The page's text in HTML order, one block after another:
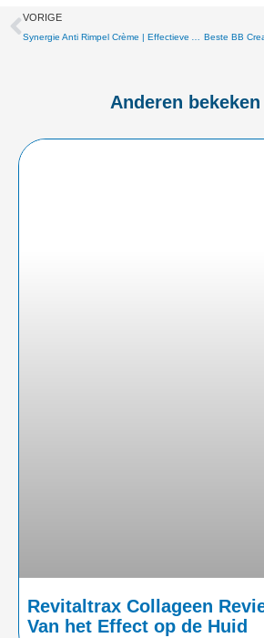
Vorige
VORIGE
Synergie Anti Rimpel Crème | Effectieve Anti-Rimpelcrème en het Verminderen van Rimpels
Anderen
Revitaltrax Collageen
Van het Effect op de Huid